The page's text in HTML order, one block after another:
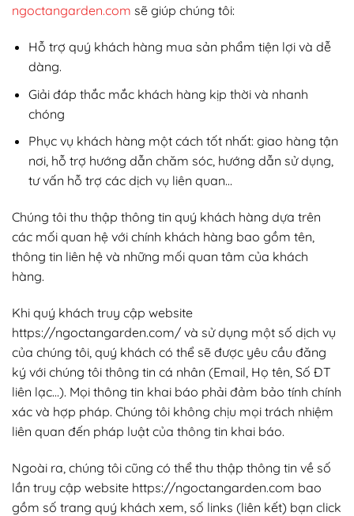
ngoctangarden.com sẽ giúp chúng tôi:
Hỗ trợ quý khách hàng mua sản phẩm tiện lợi và dễ
dàng.
Giải đáp thắc mắc khách hàng kịp thời và nhanh
chóng
Phục vụ khách hàng một cách tốt nhất: giao hàng tận
nơi, hỗ trợ hướng dẫn chăm sóc, hướng dẫn sử dụng,
tư vấn hỗ trợ các dịch vụ liên quan…
Chúng tôi thu thập thông tin quý khách hàng dựa trên
các mối quan hệ với chính khách hàng bao gồm tên,
thông tin liên hệ và những mối quan tâm của khách
hàng.
Khi quý khách truy cập website
https://ngoctangarden.com/ và sử dụng một số dịch vụ
của chúng tôi, quý khách có thể sẽ được yêu cầu đăng
ký với chúng tôi thông tin cá nhân (Email, Họ tên, Số ĐT
liên lạc…). Mọi thông tin khai báo phải đảm bảo tính chính
xác và hợp pháp. Chúng tôi không chịu mọi trách nhiệm
liên quan đến pháp luật của thông tin khai báo.
Ngoài ra, chúng tôi cũng có thể thu thập thông tin về số
lần truy cập website https://ngoctangarden.com bao
gồm số trang quý khách xem, số links (liên kết) bạn click